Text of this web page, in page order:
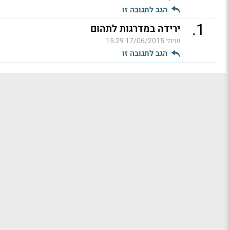
הגב לתגובה זו
1
. ירידה במדרגות לתהום
שימי17/06/2015 15:29
הגב לתגובה זו